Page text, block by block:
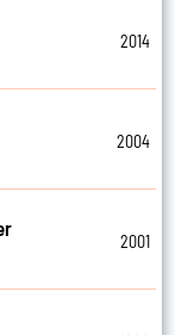
2014
2004
2001